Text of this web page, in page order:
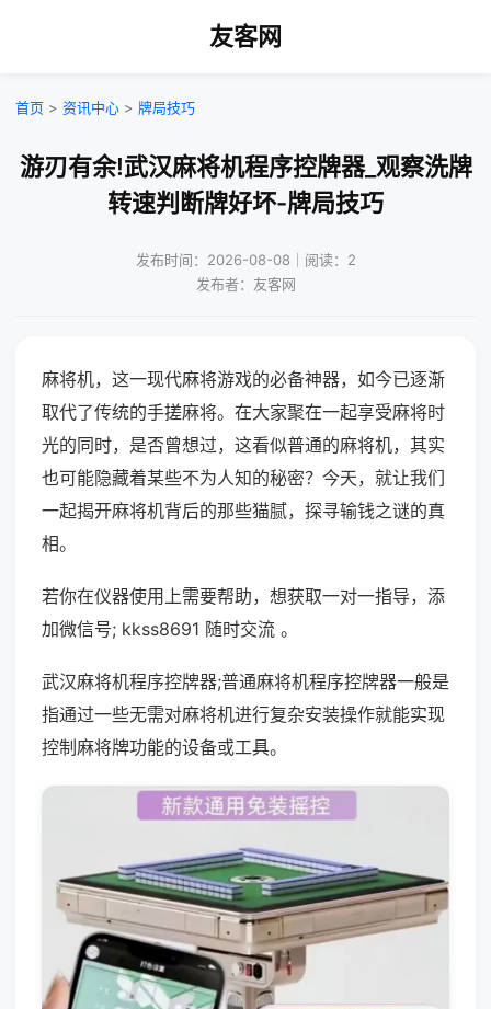
友客网
首页 > 资讯中心 > 牌局技巧
游刃有余!武汉麻将机程序控牌器_观察洗牌
转速判断牌好坏-牌局技巧
发布时间：2026-08-08｜阅读：2
发布者：友客网
麻将机，这一现代麻将游戏的必备神器，如今已逐渐
取代了传统的手搓麻将。在大家聚在一起享受麻将时
光的同时，是否曾想过，这看似普通的麻将机，其实
也可能隐藏着某些不为人知的秘密？今天，就让我们
一起揭开麻将机背后的那些猫腻，探寻输钱之谜的真
相。
若你在仪器使用上需要帮助，想获取一对一指导，添
加微信号; kkss8691 随时交流 。
武汉麻将机程序控牌器;普通麻将机程序控牌器一般是
指通过一些无需对麻将机进行复杂安装操作就能实现
控制麻将牌功能的设备或工具。